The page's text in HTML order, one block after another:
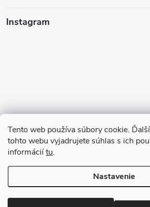
Tento web používa súbory cookie.
tohto webu vyjadrujete súhlas s ich
informáciítu.
Nastavenie
Instagram
Sledovať na Instagrame
123kociky.sk. Všetky